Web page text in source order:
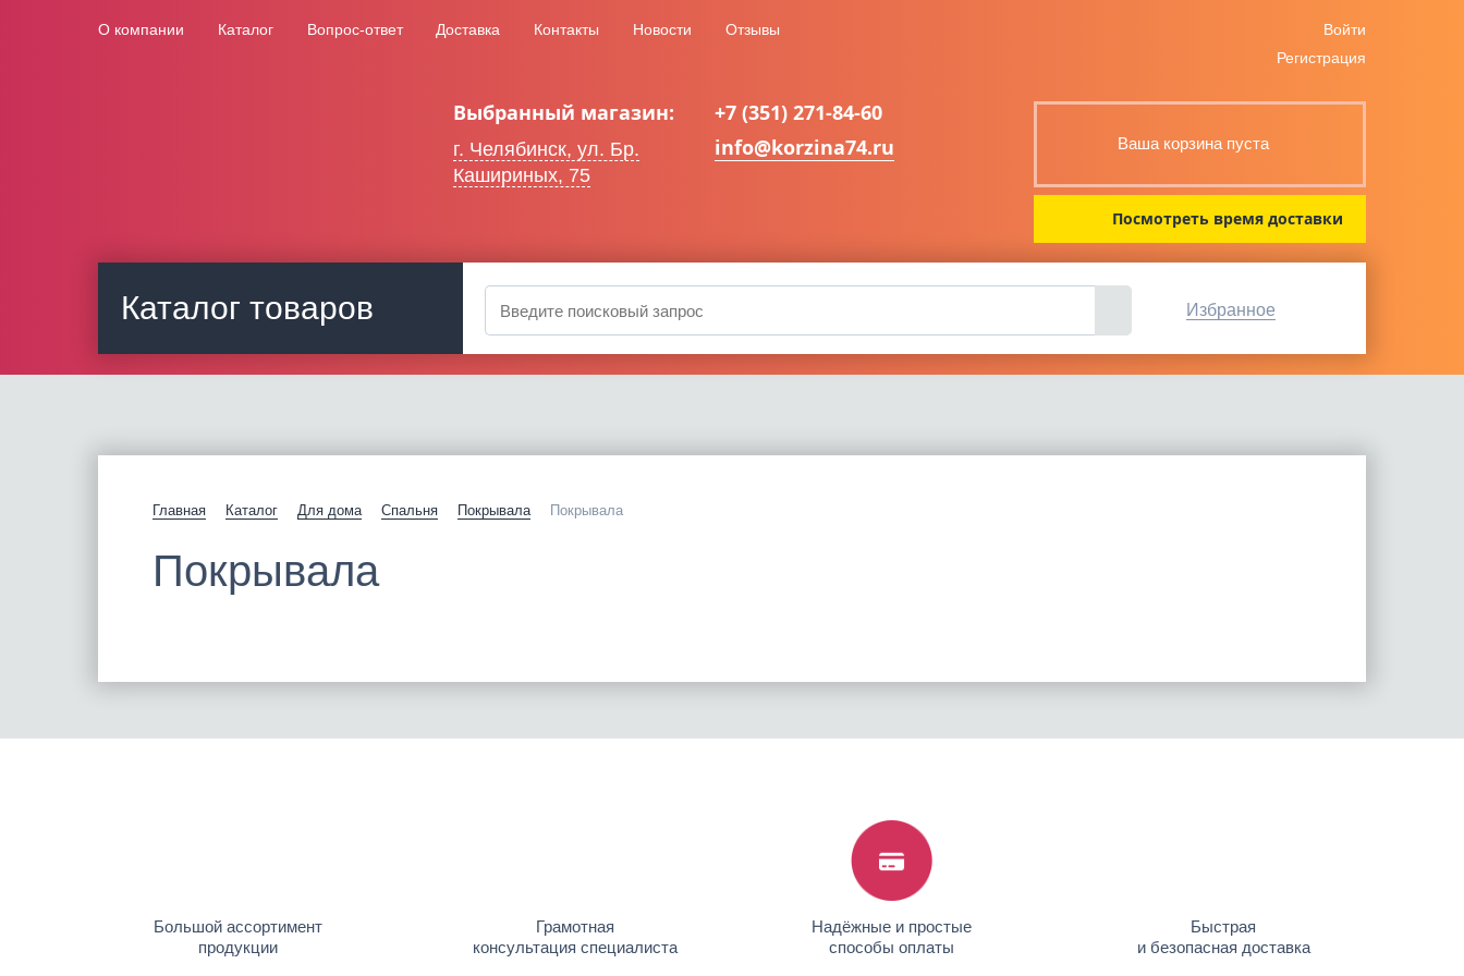
О компании Каталог Вопрос-ответ Доставка Контакты Новости Отзывы
Войти
Регистрация
Выбранный магазин:
г. Челябинск, ул. Бр.
Кашириных, 75
+7 (351) 271-84-60
info@korzina74.ru
Ваша корзина пуста
Посмотреть время доставки
Каталог товаров Избранное
Главная Каталог Для дома Спальня Покрывала Покрывала
Покрывала
Большой ассортимент
продукции
Грамотная
консультация специалиста
Надёжные и простые
способы оплаты
Быстрая
и безопасная доставка